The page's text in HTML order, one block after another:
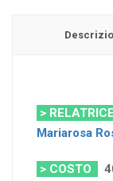
> RELATRICE
Mariarosa
> COSTO